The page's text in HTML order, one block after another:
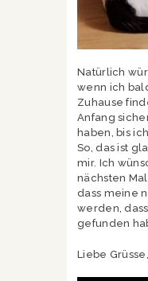
Natürlich
wenn ich
Zuhause
Anfang
haben, bis
So, das ist
mir. Ich
nächsten
dass meine
werden,
gefunden
Liebe